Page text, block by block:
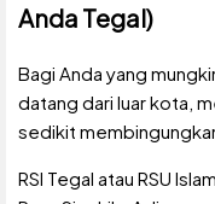
Anda Tegal)
Bagi Anda yang
datang dari luar kota,
sedikit
RSI Tegal atau RSU